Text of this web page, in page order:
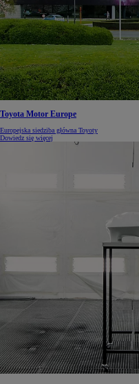
Toyota Motor Europe
Europejska siedziba główna Toyoty
Dowiedz się więcej